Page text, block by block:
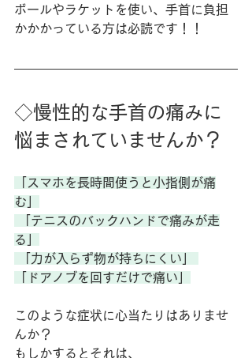
ボールやラケットを使い、手首に負担
かかかっている方は必読です！！
◇慢性的な手首の痛みに
悩まされていませんか？
「スマホを長時間使うと小指側が痛
む」
る」
「力が入らず物が持ちにくい」
「ドアノブを回すだけで痛い」
このような症状に心当たりはありませ
んか？
もしかするとそれは、